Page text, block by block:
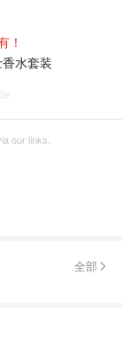
！
水套装
our links.
全部